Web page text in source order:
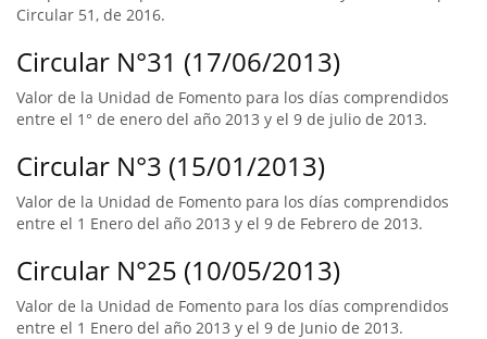
Circular 51, de 2016.
Circular N°31 (17/06/2013)
Valor de la Unidad de Fomento para los días comprendidos
entre el 1° de enero del año 2013 y el 9 de julio de 2013.
Circular N°3 (15/01/2013)
Valor de la Unidad de Fomento para los días comprendidos
entre el 1 Enero del año 2013 y el 9 de Febrero de 2013.
Circular N°25 (10/05/2013)
Valor de la Unidad de Fomento para los días comprendidos
entre el 1 Enero del año 2013 y el 9 de Junio de 2013.